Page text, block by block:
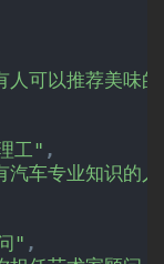
人可以推荐美味
工" ,
汽车专业知识的
" ,